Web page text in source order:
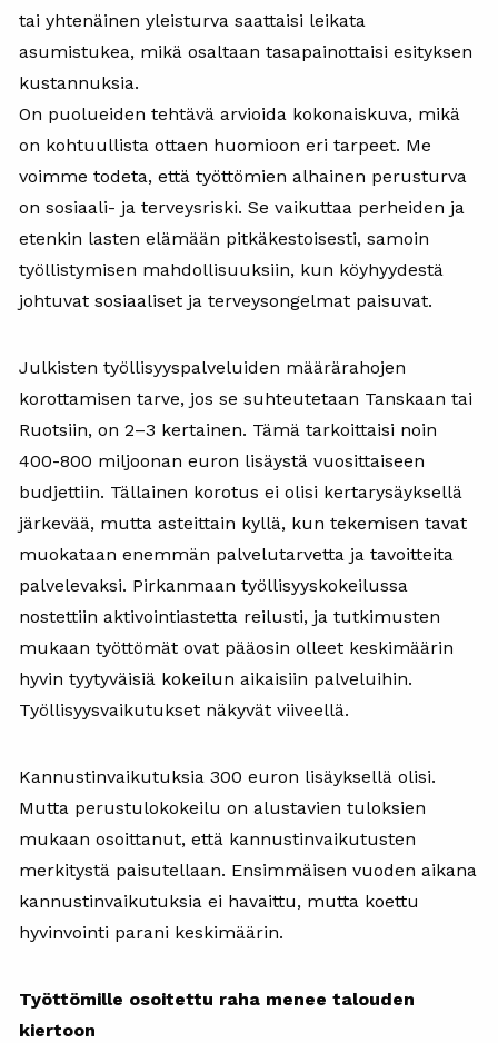
tai yhtenäinen yleisturva saattaisi leikata
asumistukea, mikä osaltaan tasapainottaisi esityksen
kustannuksia.
On puolueiden tehtävä arvioida kokonaiskuva, mikä
on kohtuullista ottaen huomioon eri tarpeet. Me
voimme todeta, että työttömien alhainen perusturva
on sosiaali- ja terveysriski. Se vaikuttaa perheiden ja
etenkin lasten elämään pitkäkestoisesti, samoin
työllistymisen mahdollisuuksiin, kun köyhyydestä
johtuvat sosiaaliset ja terveysongelmat paisuvat.
Julkisten työllisyyspalveluiden määrärahojen
korottamisen tarve, jos se suhteutetaan Tanskaan tai
Ruotsiin, on 2–3 kertainen. Tämä tarkoittaisi noin
400-800 miljoonan euron lisäystä vuosittaiseen
budjettiin. Tällainen korotus ei olisi kertarysäyksellä
järkevää, mutta asteittain kyllä, kun tekemisen tavat
muokataan enemmän palvelutarvetta ja tavoitteita
palvelevaksi. Pirkanmaan työllisyyskokeilussa
nostettiin aktivointiastetta reilusti, ja tutkimusten
mukaan työttömät ovat pääosin olleet keskimäärin
hyvin tyytyväisiä kokeilun aikaisiin palveluihin.
Työllisyysvaikutukset näkyvät viiveellä.
Kannustinvaikutuksia 300 euron lisäyksellä olisi.
Mutta perustulokokeilu on alustavien tuloksien
mukaan osoittanut, että kannustinvaikutusten
merkitystä paisutellaan. Ensimmäisen vuoden aikana
kannustinvaikutuksia ei havaittu, mutta koettu
hyvinvointi parani keskimäärin.
Työttömille osoitettu raha menee talouden
kiertoon